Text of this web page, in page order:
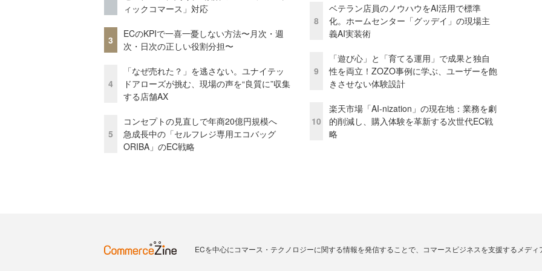
ィックコマース」対応
3
ECのKPIで一喜一憂しない方法〜月次・週
次・日次の正しい役割分担〜
4
「なぜ売れた？」を逃さない。ユナイテッ
ドアローズが挑む、現場の声を“良質に”収集
する店舗AX
5
コンセプトの見直しで年商20億円規模へ
急成長中の「セルフレジ専用エコバッグ
ORIBA」のEC戦略
8
ベテラン店員のノウハウをAI活用で標準
化。ホームセンター「グッデイ」の現場主
義AI実装術
9
「遊び心」と「育てる運用」で成果と独自
性を両立！ZOZO事例に学ぶ、ユーザーを飽
きさせない体験設計
10
楽天市場「AI-nization」の現在地：業務を劇
的削減し、購入体験を革新する次世代EC戦
略
ECを中心にコマース・テクノロジーに関する情報を発信することで、コマースビジネスを支援するメディ